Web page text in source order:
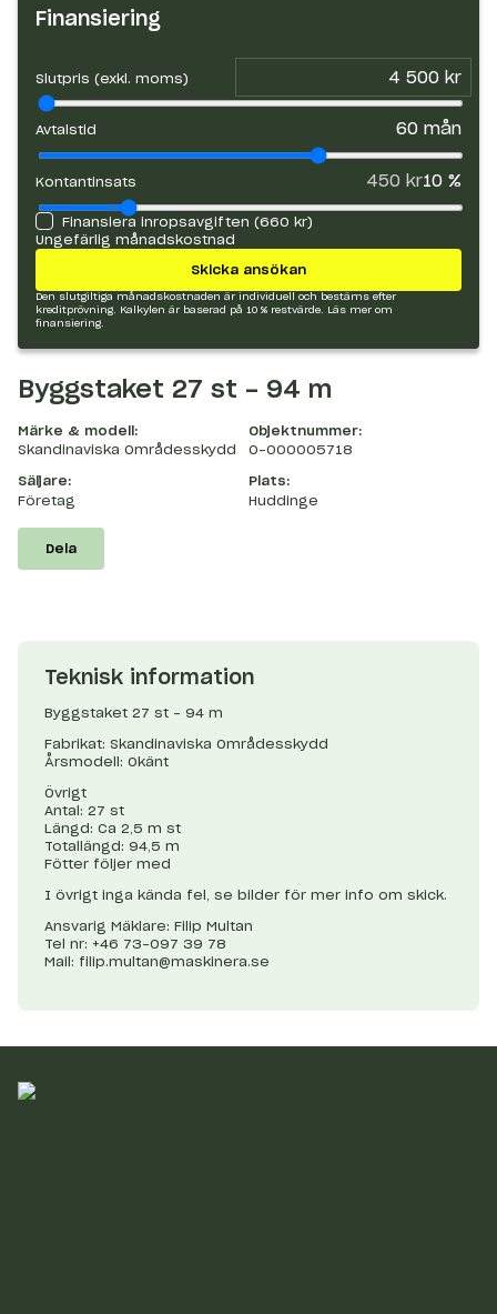
Finansiering
Slutpris (exkl. moms)
Avtalstid 60 mån
Kontantinsats 450 kr10 %
Finansiera inropsavgiften (660 kr)
Ungefärlig månadskostnad
Skicka ansökan
Den slutgiltiga månadskostnaden är individuell och bestäms efter
kreditprövning. Kalkylen är baserad på 10 % restvärde.
Läs mer om
finansiering.
Byggstaket 27 st - 94 m
Märke & modell:
Skandinaviska Områdesskydd
Objektnummer:
O-000005718
Säljare:
Företag
Plats:
Huddinge
Dela
Teknisk information
Byggstaket 27 st - 94 m
Fabrikat: Skandinaviska Områdesskydd
Årsmodell: Okänt
Övrigt
Antal: 27 st
Längd: Ca 2,5 m st
Totallängd: 94,5 m
Fötter följer med
I övrigt inga kända fel, se bilder för mer info om skick.
Ansvarig Mäklare: Filip Multan
Tel nr: +46 73-097 39 78
Mail: filip.multan@maskinera.se